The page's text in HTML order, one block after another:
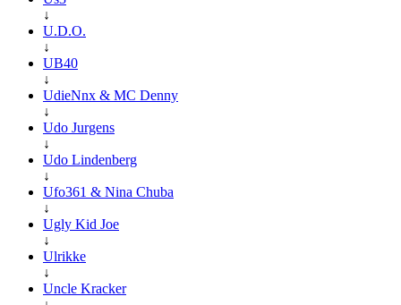
↓
U.D.O.
↓
UB40
↓
UdieNnx & MC Denny
↓
Udo Jurgens
↓
Udo Lindenberg
↓
Ufo361 & Nina Chuba
↓
Ugly Kid Joe
↓
Ulrikke
↓
Uncle Kracker